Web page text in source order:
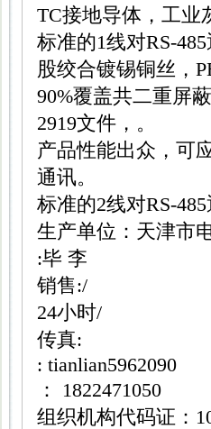
TC接地导体，工业
标准的1线对RS-
股绞合镀锡铜丝，
90%覆盖共二重屏
2919文件，。
产品性能出众，可
通讯。
标准的2线对RS-
生产单位：天津市
:毕 李
销售:/
24小时/
传真:
: tianlian5962090
： 1822471050
组织机构代码证：